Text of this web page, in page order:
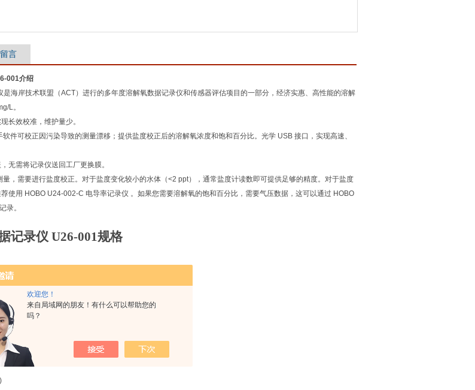
欢迎您！
来自局域网的朋友！有什么可以帮助您的
吗？
言
001介绍
是海岸技术联盟（ACT）进行的多年度溶解氧数据记录仪和传感器评估项目的一部分，经济实惠、高性能的溶解
L。
长效校准，维护量少。
件可校正因污染导致的测量漂移；提供盐度校正后的溶解氧浓度和饱和百分比。光学 USB 接口，实现高速、
无需将记录仪送回工厂更换膜。
量，需要进行盐度校正。对于盐度变化较小的水体（<2 ppt），通常盐度计读数即可提供足够的精度。对于盐度
使用 HOBO U24-002-C 电导率记录仪 。如果您需要溶解氧的饱和百分比，需要气压数据，这可以通过 HOBO
录。
记录仪 U26-001规格
35°C（32 至 95°F）
）；±0.5 mg/L（8 至 20 mg/L）
在初始化后7个月过期
（23 至 104°F）；非结冰